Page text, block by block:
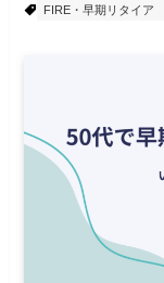
FIRE・早期リタイア